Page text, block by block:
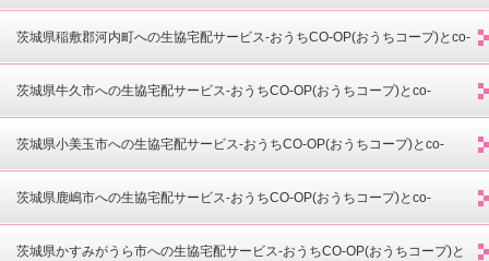
opdeli(コープデリ)-
茨城県稲敷郡河内町への生協宅配サービス-おうちCO-OP(おうちコープ)とco-
opdeli(コープデリ)-
茨城県牛久市への生協宅配サービス-おうちCO-OP(おうちコープ)とco-
opdeli(コープデリ)-
茨城県小美玉市への生協宅配サービス-おうちCO-OP(おうちコープ)とco-
opdeli(コープデリ)-
茨城県鹿嶋市への生協宅配サービス-おうちCO-OP(おうちコープ)とco-
opdeli(コープデリ)-
茨城県かすみがうら市への生協宅配サービス-おうちCO-OP(おうちコープ)と